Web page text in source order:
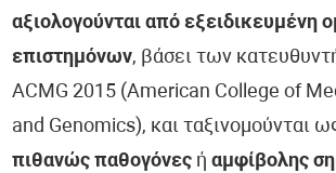
αξιολογούνται από εξειδικευμένη
επιστημόνων, βάσει των
ACMG 2015 (American College of
and Genomics), και ταξινομούνται
πιθανώς παθογόνες ήαμφίβολης